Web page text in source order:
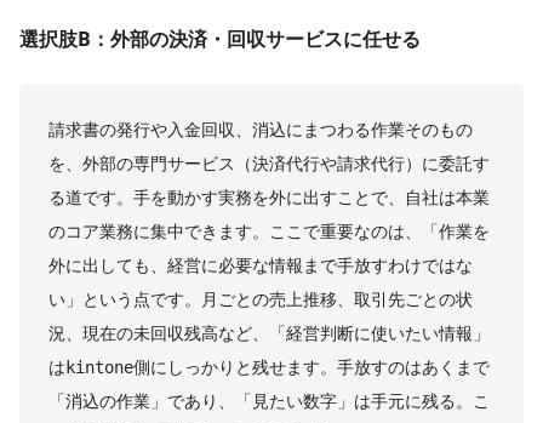
選択肢B：外部の決済・回収サービスに任せる
請求書の発行や入金回収、消込にまつわる作業そのもの
を、外部の専門サービス（決済代行や請求代行）に委託す
る道です。手を動かす実務を外に出すことで、自社は本業
のコア業務に集中できます。ここで重要なのは、「作業を
外に出しても、経営に必要な情報まで手放すわけではな
い」という点です。月ごとの売上推移、取引先ごとの状
況、現在の未回収残高など、「経営判断に使いたい情報」
はkintone側にしっかりと残せます。手放すのはあくまで
「消込の作業」であり、「見たい数字」は手元に残る。こ